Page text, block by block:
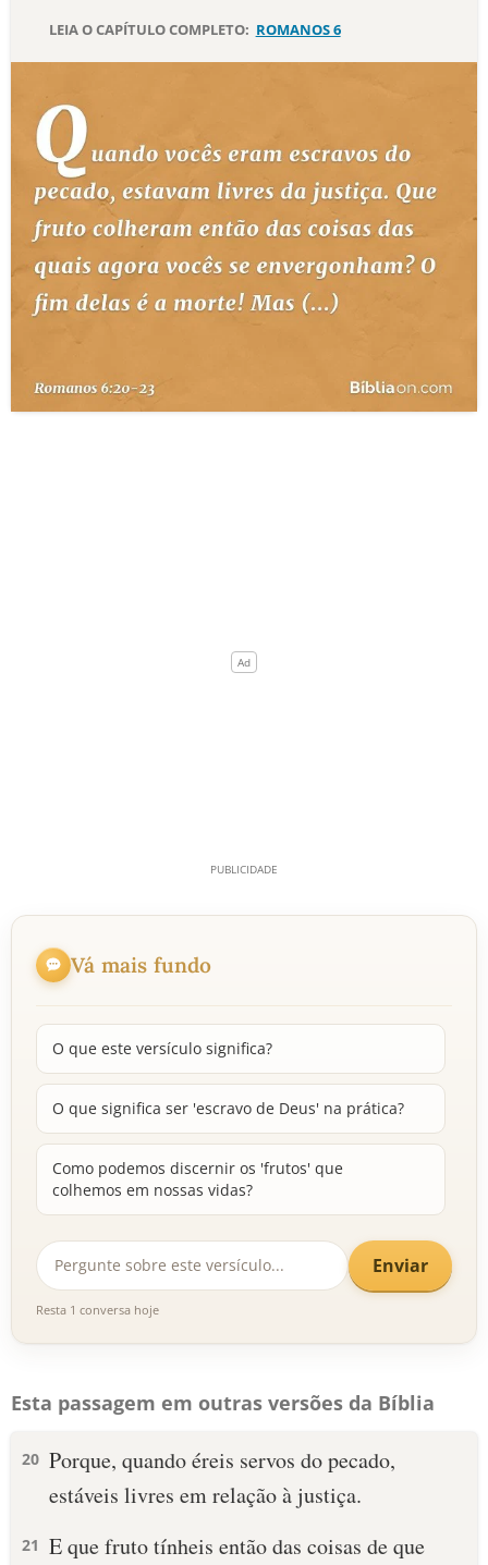
TERMO BÍBLICO JOGOS
LOJA BÍBLIAON
LEIA O CAPÍTULO COMPLETO: ROMANOS 6
Vá mais fundo
O que este versículo significa?
O que significa ser 'escravo de Deus' na prática?
Como podemos discernir os 'frutos' que
colhemos em nossas vidas?
Enviar
Resta 1 conversa hoje
Esta passagem em outras versões da Bíblia
20 Porque, quando éreis servos do pecado,
estáveis livres em relação à justiça.
21 E que fruto tínheis então das coisas de que